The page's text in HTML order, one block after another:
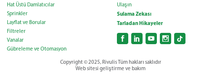
Hat Üstü Damlatıcılar
Sprinkler
Layflat ve Borular
Filtreler
Vanalar
Gübreleme ve Otomasyon
Ulaşın
Sulama Zekası
Tarladan Hikayeler
Copyright © 2025, Rivulis Tüm hakları saklıdır
Web sitesi geliştirme ve bakım